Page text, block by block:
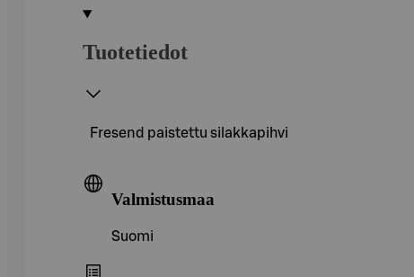
Tuotetiedot
Fresend paistettu silakkapihvi
Valmistusmaa
Suomi